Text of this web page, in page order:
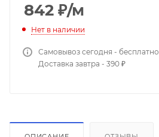
842 ₽/м
Нет в наличии
Самовывоз сегодня - бесплатно
Доставка завтра - 390 ₽